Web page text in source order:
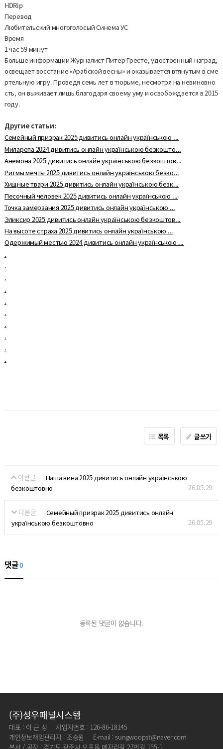
HDRip
Перевод
Любительский многоголосый Синема УС
Время
1 час 59 минут
Больше информации Журналист Питер Гресте, удостоенный наград,
освещает восстание «Арабской весны» и оказывается втянутым в сме
ртельную игру. Проведя семь лет в тюрьме, несмотря на невиновно
сть, он выживает лишь благодаря своему уму и освобождается в 2015
году.
Другие статьи:
Семейный призрак 2025 дивитись онлайн українською ...
Миларепа 2024 дивитись онлайн українською безкошто...
Анемона 2025 дивитись онлайн українською безкоштов...
Ритмы мечты 2025 дивитись онлайн українською безко...
Хищные твари 2025 дивитись онлайн українською безк...
Песочный человек 2025 дивитись онлайн українською ...
Точка замерзания 2025 дивитись онлайн українською ...
Эликсир 2025 дивитись онлайн українською безкоштов...
На высоте страха 2025 дивитись онлайн українською ...
Одержимый местью 2024 дивитись онлайн українською ...
.
.
.
.
.
.
.
.
.
.
목록 글쓰기
이전글
Наша вина 2025 дивитись онлайн українською
безкоштовно
26.05.29
다음글
Семейный призрак 2025 дивитись онлайн
українською безкоштовно
26.05.29
댓글0
등록된 댓글이 없습니다.
(주)성우패널시스템
대표 : 이 근 성
사업자번호 : 126-86-18145
개인정보책임관리자 : 조승원
E-mail : sungwoopst@naver.com
본사 / 공장 : 경기도 광주시 오포읍 매자리길 27번길 155-1